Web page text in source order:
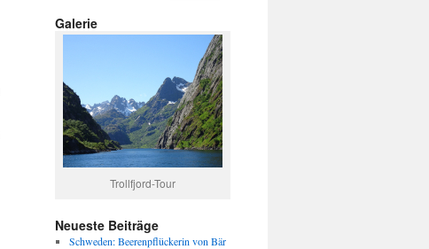
Galerie
Trollfjord-Tour
Neueste Beiträge
Schweden: Beerenpflückerin von Bär